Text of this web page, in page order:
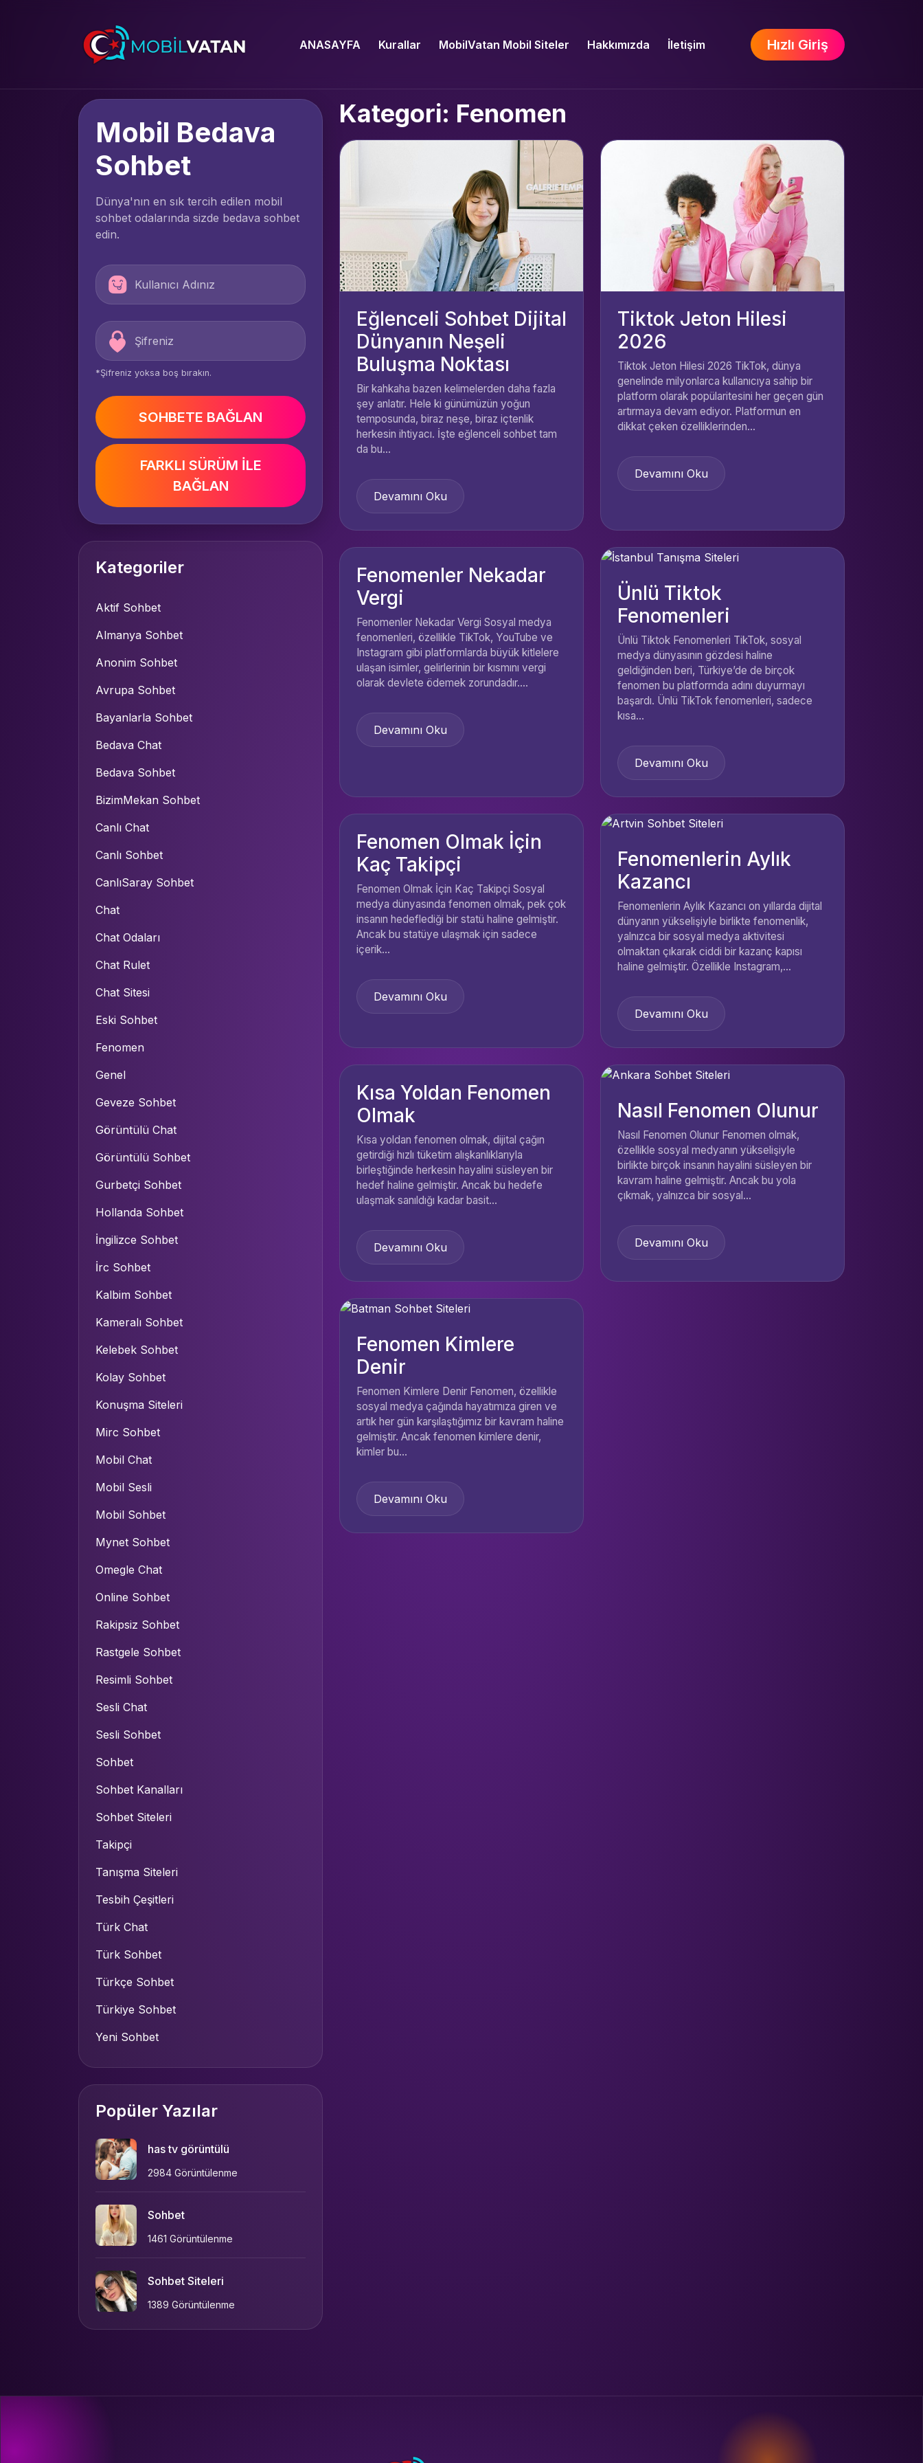
ANASAYFA Kurallar MobilVatan Mobil Siteler Hakkımızda İletişim Hızlı Giriş
Mobil Bedava
Sohbet
Dünya'nın en sık tercih edilen mobil
sohbet odalarında sizde bedava sohbet
edin.
*Şifreniz yoksa boş bırakın.
SOHBETE BAĞLAN
FARKLI SÜRÜM İLE
BAĞLAN
Kategoriler
Aktif Sohbet
Almanya Sohbet
Anonim Sohbet
Avrupa Sohbet
Bayanlarla Sohbet
Bedava Chat
Bedava Sohbet
BizimMekan Sohbet
Canlı Chat
Canlı Sohbet
CanlıSaray Sohbet
Chat
Chat Odaları
Chat Rulet
Chat Sitesi
Eski Sohbet
Fenomen
Genel
Geveze Sohbet
Görüntülü Chat
Görüntülü Sohbet
Gurbetçi Sohbet
Hollanda Sohbet
İngilizce Sohbet
İrc Sohbet
Kalbim Sohbet
Kameralı Sohbet
Kelebek Sohbet
Kolay Sohbet
Konuşma Siteleri
Mirc Sohbet
Mobil Chat
Mobil Sesli
Mobil Sohbet
Mynet Sohbet
Omegle Chat
Online Sohbet
Rakipsiz Sohbet
Rastgele Sohbet
Resimli Sohbet
Sesli Chat
Sesli Sohbet
Sohbet
Sohbet Kanalları
Sohbet Siteleri
Takipçi
Tanışma Siteleri
Tesbih Çeşitleri
Türk Chat
Türk Sohbet
Türkçe Sohbet
Türkiye Sohbet
Yeni Sohbet
Popüler Yazılar
has tv görüntülü
2984 Görüntülenme
Sohbet
1461 Görüntülenme
Sohbet Siteleri
1389 Görüntülenme
Kategori: Fenomen
Eğlenceli Sohbet Dijital
Dünyanın Neşeli
Buluşma Noktası
Bir kahkaha bazen kelimelerden daha fazla
şey anlatır. Hele ki günümüzün yoğun
temposunda, biraz neşe, biraz içtenlik
herkesin ihtiyacı. İşte eğlenceli sohbet tam
da bu...
Devamını Oku
Tiktok Jeton Hilesi
2026
Tiktok Jeton Hilesi 2026 TikTok, dünya
genelinde milyonlarca kullanıcıya sahip bir
platform olarak popülaritesini her geçen gün
artırmaya devam ediyor. Platformun en
dikkat çeken özelliklerinden...
Devamını Oku
Fenomenler Nekadar
Vergi
Fenomenler Nekadar Vergi Sosyal medya
fenomenleri, özellikle TikTok, YouTube ve
Instagram gibi platformlarda büyük kitlelere
ulaşan isimler, gelirlerinin bir kısmını vergi
olarak devlete ödemek zorundadır....
Devamını Oku
Ünlü Tiktok
Fenomenleri
Ünlü Tiktok Fenomenleri TikTok, sosyal
medya dünyasının gözdesi haline
geldiğinden beri, Türkiye’de de birçok
fenomen bu platformda adını duyurmayı
başardı. Ünlü TikTok fenomenleri, sadece
kısa...
Devamını Oku
Fenomen Olmak İçin
Kaç Takipçi
Fenomen Olmak İçin Kaç Takipçi Sosyal
medya dünyasında fenomen olmak, pek çok
insanın hedeflediği bir statü haline gelmiştir.
Ancak bu statüye ulaşmak için sadece
içerik...
Devamını Oku
Fenomenlerin Aylık
Kazancı
Fenomenlerin Aylık Kazancı on yıllarda dijital
dünyanın yükselişiyle birlikte fenomenlik,
yalnızca bir sosyal medya aktivitesi
olmaktan çıkarak ciddi bir kazanç kapısı
haline gelmiştir. Özellikle Instagram,...
Devamını Oku
Kısa Yoldan Fenomen
Olmak
Kısa yoldan fenomen olmak, dijital çağın
getirdiği hızlı tüketim alışkanlıklarıyla
birleştiğinde herkesin hayalini süsleyen bir
hedef haline gelmiştir. Ancak bu hedefe
ulaşmak sanıldığı kadar basit...
Devamını Oku
Nasıl Fenomen Olunur
Nasıl Fenomen Olunur Fenomen olmak,
özellikle sosyal medyanın yükselişiyle
birlikte birçok insanın hayalini süsleyen bir
kavram haline gelmiştir. Ancak bu yola
çıkmak, yalnızca bir sosyal...
Devamını Oku
Fenomen Kimlere
Denir
Fenomen Kimlere Denir Fenomen, özellikle
sosyal medya çağında hayatımıza giren ve
artık her gün karşılaştığımız bir kavram haline
gelmiştir. Ancak fenomen kimlere denir,
kimler bu...
Devamını Oku